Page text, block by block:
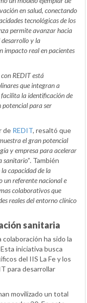
en salud, conectando
tecnológicas de los
permite avanzar hacia
y la
impacto real en pacientes
REDIT está
que integran a
la identificación de
potencial para ser
de REDIT, resaltó que
el gran potencial
y empresa para acelerar
sanitario”. También
capacidad de la
un referente nacional e
colaborativos que
reales del entorno clínico
sanitaria
ha sido la
iniciativa busca
del IIS La Fe y los
para desarrollar
movilizado un total